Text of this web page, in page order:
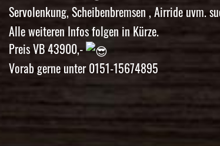
Servolenkung, Scheibenbremsen , Airride uvm.
Alle weiteren Infos folgen in Kürze.
Preis VB 43900,-
Vorab gerne unter 0151-15674895